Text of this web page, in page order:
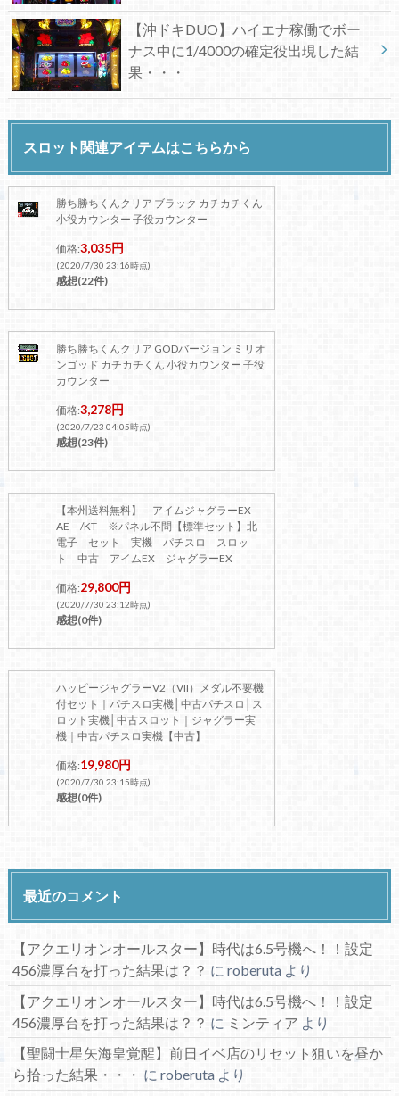
【沖ドキDUO】ハイエナ稼働でボー
ナス中に1/4000の確定役出現した結
果・・・
スロット関連アイテムはこちらから
勝ち勝ちくんクリア ブラック カチカチくん
小役カウンター 子役カウンター
価格:3,035円
(2020/7/30 23:16時点)
感想(22件)
勝ち勝ちくんクリア GODバージョン ミリオ
ンゴッド カチカチくん 小役カウンター 子役
カウンター
価格:3,278円
(2020/7/23 04:05時点)
感想(23件)
【本州送料無料】 アイムジャグラーEX-
AE /KT ※パネル不問【標準セット】北
電子 セット 実機 パチスロ スロッ
ト 中古 アイムEX ジャグラーEX
価格:29,800円
(2020/7/30 23:12時点)
感想(0件)
ハッピージャグラーV2（VII）メダル不要機
付セット｜パチスロ実機│中古パチスロ│ス
ロット実機│中古スロット｜ジャグラー実
機｜中古パチスロ実機【中古】
価格:19,980円
(2020/7/30 23:15時点)
感想(0件)
最近のコメント
【アクエリオンオールスター】時代は6.5号機へ！！設定
456濃厚台を打った結果は？？ に roberutaより
【アクエリオンオールスター】時代は6.5号機へ！！設定
456濃厚台を打った結果は？？ に ミンティア より
【聖闘士星矢海皇覚醒】前日イベ店のリセット狙いを昼か
ら拾った結果・・・ に roberutaより